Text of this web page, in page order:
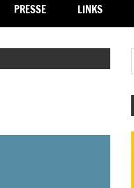
PRESSE LINKS